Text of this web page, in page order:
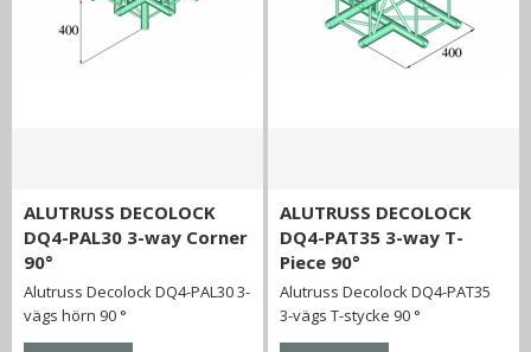
ALUTRUSS DECOLOCK
DQ4-PAL30 3-way Corner
90°
Alutruss Decolock DQ4-PAL30 3-
vägs hörn 90 °
ALUTRUSS DECOLOCK
DQ4-PAT35 3-way T-
Piece 90°
Alutruss Decolock DQ4-PAT35
3-vägs T-stycke 90 °